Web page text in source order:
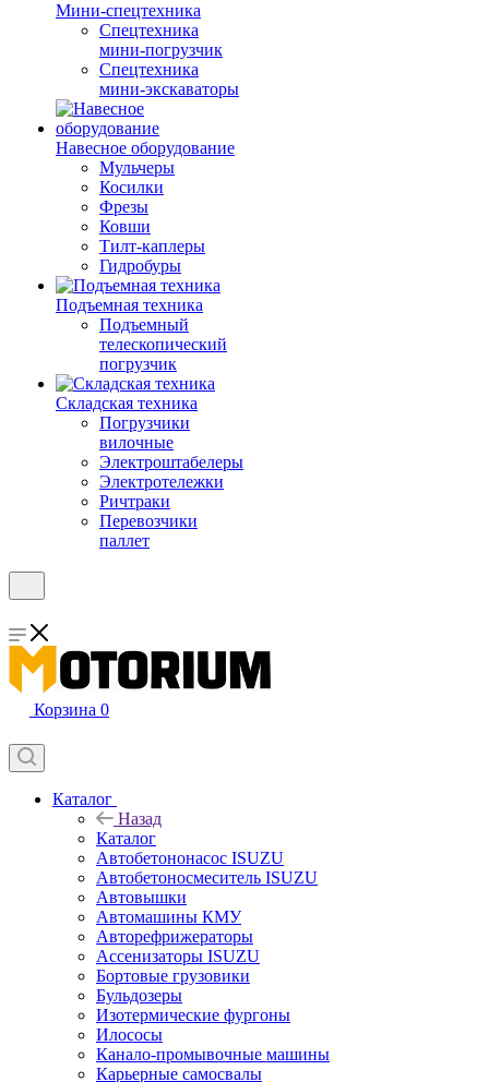
Мини-спецтехника
Спецтехника
мини-погрузчик
Спецтехника
мини-экскаваторы
Навесное оборудование
Мульчеры
Косилки
Фрезы
Ковши
Тилт-каплеры
Гидробуры
Подъемная техника
Подъемный
телескопический
погрузчик
Складская техника
Погрузчики
вилочные
Электроштабелеры
Электротележки
Ричтраки
Перевозчики
паллет
Корзина 0
Каталог
Назад
Каталог
Автобетононасос ISUZU
Автобетоносмеситель ISUZU
Автовышки
Автомашины КМУ
Авторефрижераторы
Ассенизаторы ISUZU
Бортовые грузовики
Бульдозеры
Изотермические фургоны
Илососы
Канало-промывочные машины
Карьерные самосвалы